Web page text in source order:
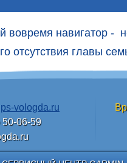
вовремя навигатор -
отсутcтвия главы
vologda.ru
50-06-59